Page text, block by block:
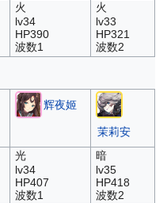
火
lv34
HP390
波数1
火
lv33
HP321
波数2
辉夜姬
茉莉安
光
lv34
HP407
波数1
暗
lv35
HP418
波数2